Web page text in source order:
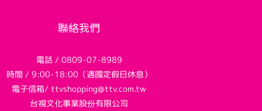
聯絡我們
電話 / 0809-07-8989
時間 / 9:00-18:00（遇國定假日休息）
電子信箱/ ttvshopping@ttv.com.tw
台視文化事業股份有限公司